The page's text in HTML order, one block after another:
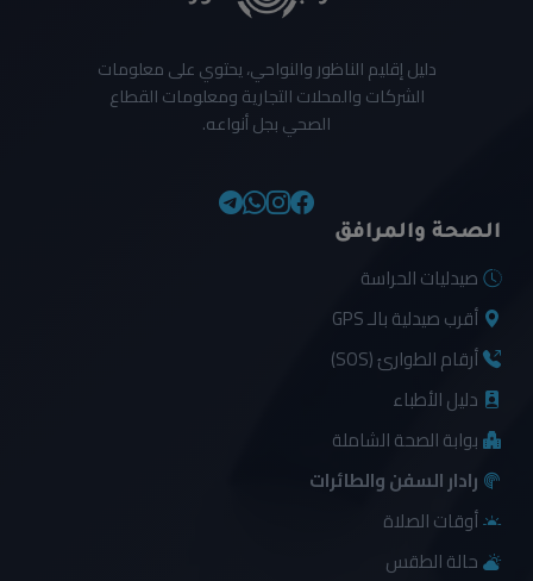
دليل إقليم الناظور والنواحي، يحتوي على معلومات
الشركات والمحلات التجارية ومعلومات القطاع
الصحي بجل أنواعه.
الصحة والمرافق
صيدليات الحراسة
أقرب صيدلية بالـ GPS
أرقام الطوارئ (SOS)
دليل الأطباء
بوابة الصحة الشاملة
رادار السفن والطائرات
أوقات الصلاة
حالة الطقس